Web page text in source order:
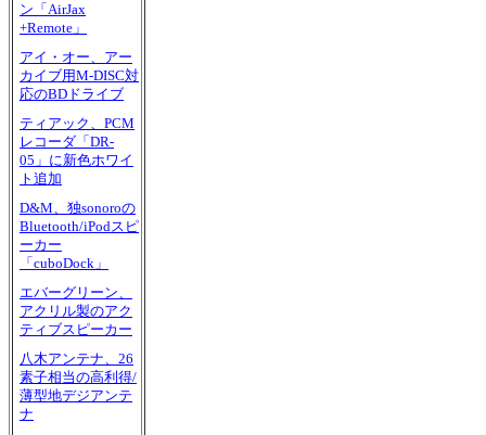
ン「AirJax
+Remote」
アイ・オー、アー
カイブ用M-DISC対
応のBDドライブ
ティアック、PCM
レコーダ「DR-
05」に新色ホワイ
ト追加
D&M、独sonoroの
Bluetooth/iPodスピ
ーカー
「cuboDock」
エバーグリーン、
アクリル製のアク
ティブスピーカー
八木アンテナ、26
素子相当の高利得/
薄型地デジアンテ
ナ